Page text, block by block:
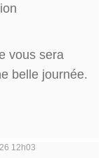
vous sera
belle journée.
12h03